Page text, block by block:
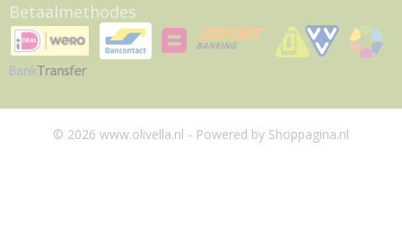
Betaalmethodes
© 2026 www.olivella.nl - Powered by Shoppagina.nl